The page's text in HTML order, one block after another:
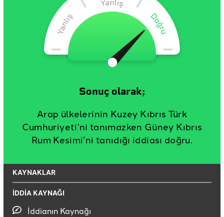
Sonuç olarak;
Arap ülkelerinin Kuzey Kıbrıs Türk
Cumhuriyeti’ni tanımazken Güney Kıbrıs
Rum Kesimi’ni tanıdığı iddiası doğru.
KAYNAKLAR
İDDİA KAYNAĞI
İddianın Kaynağı